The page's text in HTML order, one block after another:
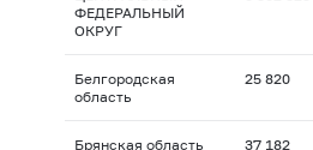
ФЕДЕРАЛЬНЫЙ
ОКРУГ
Белгородская
область
25 820
Брянская область 37 182